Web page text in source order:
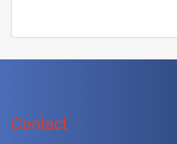
Contact